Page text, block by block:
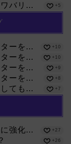
バリ... +5
ーを... +10
ーを... +10
ーを... +9
ーを... +8
ても... +7
強化... +27
+26